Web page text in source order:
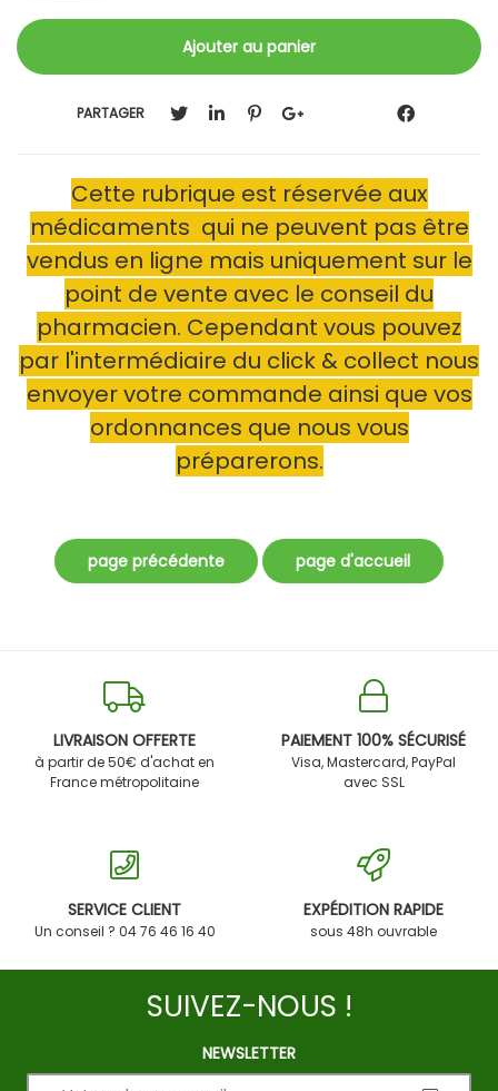
PARTAGER
Cette rubrique est réservée aux
médicaments qui ne peuvent pas être
vendus en ligne mais uniquement sur le
point de vente avec le conseil du
pharmacien. Cependant vous pouvez
par l'intermédiaire du click & collect nous
envoyer votre commande ainsi que vos
ordonnances que nous vous
préparerons.
LIVRAISON OFFERTE
à partir de 50€ d'achat en
France métropolitaine
PAIEMENT 100% SÉCURISÉ
Visa, Mastercard, PayPal
avec SSL
SERVICE CLIENT
Un conseil ? 04 76 46 16 40
EXPÉDITION RAPIDE
sous 48h ouvrable
SUIVEZ-NOUS !
NEWSLETTER